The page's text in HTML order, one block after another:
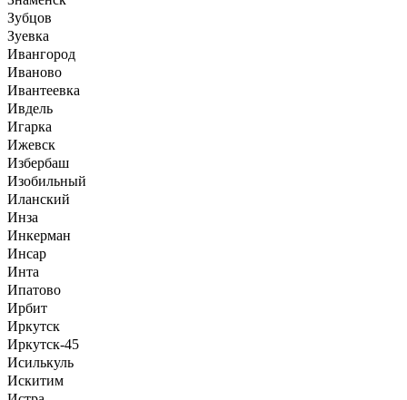
Зубцов
Зуевка
Ивангород
Иваново
Ивантеевка
Ивдель
Игарка
Ижевск
Избербаш
Изобильный
Иланский
Инза
Инкерман
Инсар
Инта
Ипатово
Ирбит
Иркутск
Иркутск-45
Исилькуль
Искитим